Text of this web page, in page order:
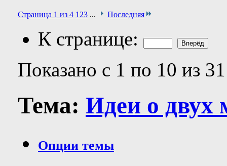
Страница 1 из 4 1 23 ... Последняя
К странице:
Показано с 1 по 10 из 31
Тема: Идеи о двух
Опции темы